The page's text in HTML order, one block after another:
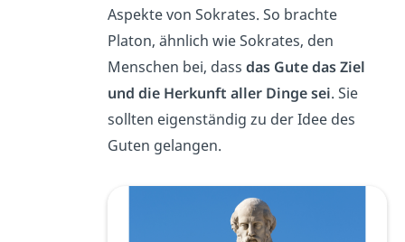
Aspekte von Sokrates. So brachte
Platon, ähnlich wie Sokrates, den
Menschen bei, dass das Gute das Ziel
und die Herkunft aller Dinge sei. Sie
sollten eigenständig zu der Idee des
Guten gelangen.